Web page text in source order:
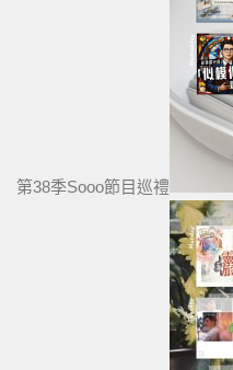
第38季Sooo節目巡禮